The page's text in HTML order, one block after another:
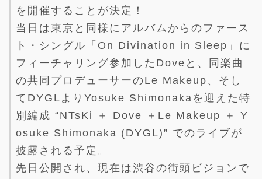
を開催することが決定！
当日は東京と同様にアルバムからのファース
ト・シングル「On Divination in Sleep」に
フィーチャリング参加したDoveと、同楽曲
の共同プロデューサーのLe Makeup、そし
てDYGLよりYosuke Shimonakaを迎えた特
別編成 “NTsKi ＋ Dove ＋Le Makeup ＋ Y
osuke Shimonaka (DYGL)” でのライブが
披露される予定。
先日公開され、現在は渋谷の街頭ビジョンで